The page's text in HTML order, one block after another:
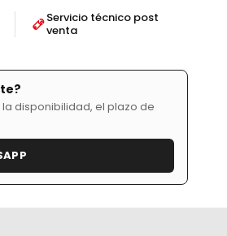
Servicio técnico post
venta
disponibilidad, el plazo de